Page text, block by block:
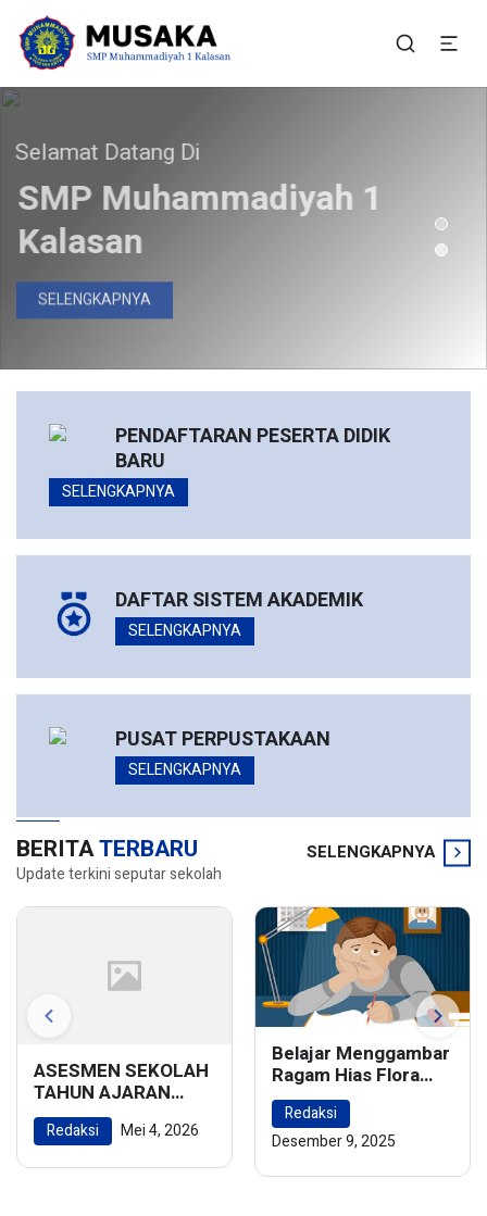
SMP Muhammadiyah 1
Kalasan
Situs Resmi SMP Muhammadiyah 1 Kalasan
Datang Di
SMP Muhammadiyah 1
Kalasan
Bersama Kami
Pendaftaran Peserta
Didik Baru Telah Dibuka
DAFTAR SEKARANG
PENDAFTARAN PESERTA DIDIK
BARU
SELENGKAPNYA
DAFTAR SISTEM AKADEMIK
SELENGKAPNYA
PUSAT PERPUSTAKAAN
SELENGKAPNYA
BERITATERBARU
Update terkini seputar sekolah
SELENGKAPNYA
ASESMEN SEKOLAH
TAHUN AJARAN
2025/2026
Redaksi Mei 4, 2026
Belajar Menggambar
Ragam Hias Flora
dan Fauna:
Menghidupkan
Keindahan Alam
Redaksi
Desember 9, 2025